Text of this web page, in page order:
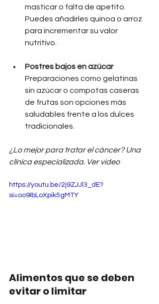
masticar o falta de apetito.
Puedes añadirles quinoa o arroz
para incrementar su valor
nutritivo.
Postres bajos en azúcar
Preparaciones como gelatinas
sin azúcar o compotas caseras
de frutas son opciones más
saludables frente a los dulces
tradicionales.
¿Lo mejor para tratar el cáncer? Una
clínica especializada. Ver video
https://youtu.be/2j9ZJJl3_dE?
si=oo9IbLoXpik5gMTY
Alimentos que se deben
evitar o limitar